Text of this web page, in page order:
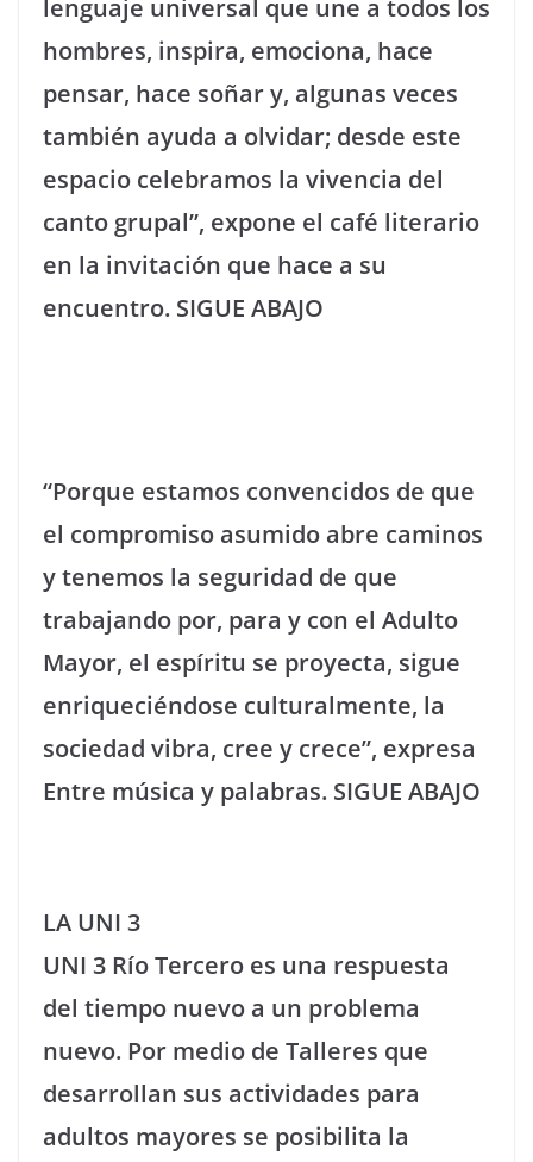
lenguaje universal que une a todos los
hombres, inspira, emociona, hace
pensar, hace soñar y, algunas veces
también ayuda a olvidar; desde este
espacio celebramos la vivencia del
canto grupal”, expone el café literario
en la invitación que hace a su
encuentro. SIGUE ABAJO
“Porque estamos convencidos de que
el compromiso asumido abre caminos
y tenemos la seguridad de que
trabajando por, para y con el Adulto
Mayor, el espíritu se proyecta, sigue
enriqueciéndose culturalmente, la
sociedad vibra, cree y crece”, expresa
Entre música y palabras. SIGUE ABAJO
LA UNI 3
UNI 3 Río Tercero es una respuesta
del tiempo nuevo a un problema
nuevo. Por medio de Talleres que
desarrollan sus actividades para
adultos mayores se posibilita la